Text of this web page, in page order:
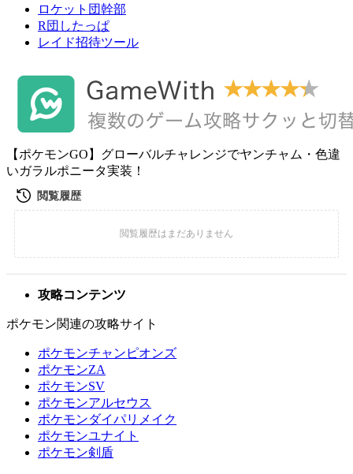
ロケット団幹部
R団したっぱ
レイド招待ツール
【ポケモンGO】グローバルチャレンジでヤンチャム・色違
いガラルポニータ実装！
攻略コンテンツ
ポケモン関連の攻略サイト
ポケモンチャンピオンズ
ポケモンZA
ポケモンSV
ポケモンアルセウス
ポケモンダイパリメイク
ポケモンユナイト
ポケモン剣盾